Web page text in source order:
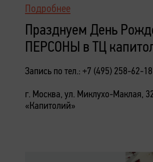
Подробнее
Празднуем День
ПЕРСОНЫ в ТЦ
Запись по тел.: +7 (495) 258-62-18
г. Москва, ул. Миклухо-Маклая,
«Капитолий»